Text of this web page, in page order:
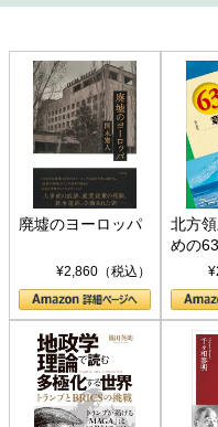
廃墟のヨーロッパ
¥2,860（税込）
北方
めの